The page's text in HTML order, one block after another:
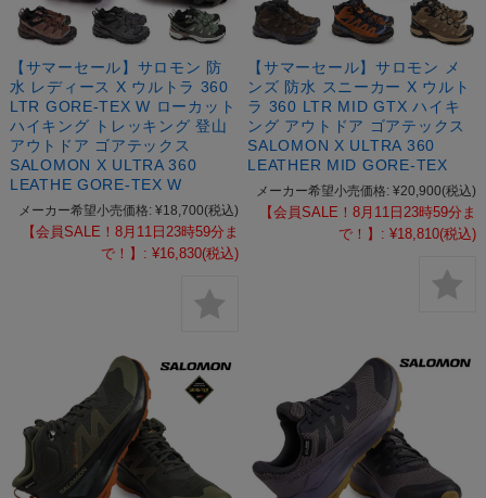
【サマーセール】サロモン 防
水 レディース X ウルトラ 360
LTR GORE-TEX W ローカット
ハイキング トレッキング 登山
アウトドア ゴアテックス
SALOMON X ULTRA 360
LEATHE GORE-TEX W
メーカー希望小売価格: ¥18,700(税込)
【会員SALE！8月11日23時59分ま
で！】: ¥16,830(税込)
【サマーセール】サロモン メ
ンズ 防水 スニーカー X ウルト
ラ 360 LTR MID GTX ハイキ
ング アウトドア ゴアテックス
SALOMON X ULTRA 360
LEATHER MID GORE-TEX
メーカー希望小売価格: ¥20,900(税込)
【会員SALE！8月11日23時59分ま
で！】: ¥18,810(税込)